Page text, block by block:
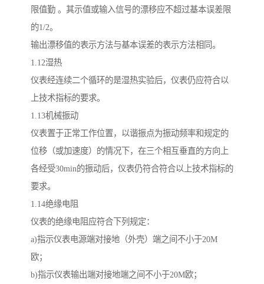
限值勤 。其示值或输入信号的漂移应不超过基本误差限
的1/2。
输出漂移值的表示方法与基本误差的表示方法相同。
1.12湿热
仪表经连续二个循环的是湿热实验后，仪表仍应符合以
上技术指标的要求。
1.13机械振动
仪表置于正常工作位置，以谐振点为振动频率和规定的
位移（或加速度）的情况下，在三个相互垂直的方向上
各经受30min的振动后，仪表仍符合符合以上技术指标的
要求。
1.14绝缘电阻
仪表的绝缘电阻应符合下列规定：
a)指示仪表电源端对接地（外壳）端之间不小于20M
欧；
b)指示仪表输出端对接地端之间不小于20M欧；